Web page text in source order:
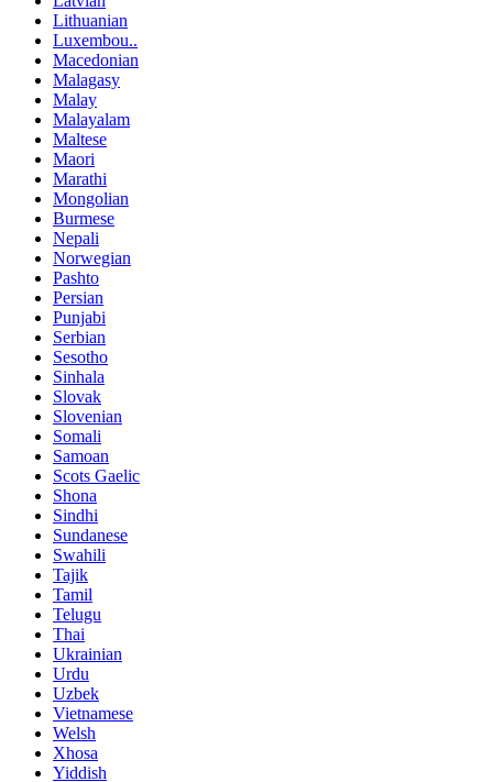
Lithuanian
Luxembou..
Macedonian
Malagasy
Malay
Malayalam
Maltese
Maori
Marathi
Mongolian
Burmese
Nepali
Norwegian
Pashto
Persian
Punjabi
Serbian
Sesotho
Sinhala
Slovak
Slovenian
Somali
Samoan
Scots Gaelic
Shona
Sindhi
Sundanese
Swahili
Tajik
Tamil
Telugu
Thai
Ukrainian
Urdu
Uzbek
Vietnamese
Welsh
Xhosa
Yiddish